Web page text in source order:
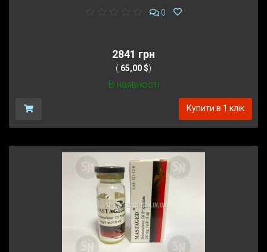
0
2841 грн
( 65,00 $)
В наявності
Купити в 1 клік